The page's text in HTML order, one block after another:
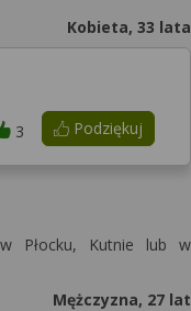
Kobieta, 33 lata
Podziękuj
3
Płocku, Kutnie lub w
Mężczyzna, 27 lat